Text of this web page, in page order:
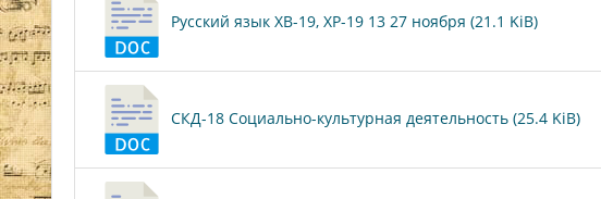
Русский язык ХВ-19, ХР-19 13 27 ноября (21.1 KiB)
СКД-18 Социально-культурная деятельность (25.4 KiB)